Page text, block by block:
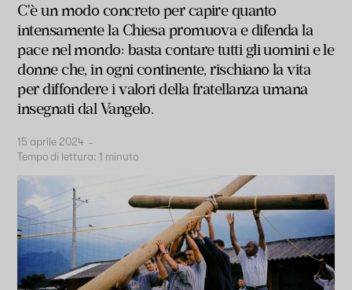
C'è un modo concreto per capire quanto
intensamente la Chiesa promuova e difenda la
pace nel mondo: basta contare tutti gli uomini e le
donne che, in ogni continente, rischiano la vita
per diffondere i valori della fratellanza umana
insegnati dal Vangelo.
15 aprile 2024 -
Tempo di lettura: 1 minuto